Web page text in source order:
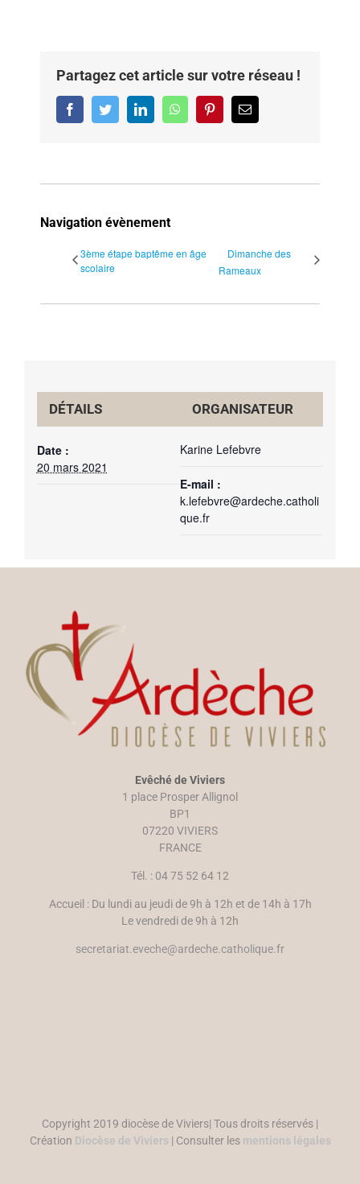
Partagez cet article sur votre réseau !
FacebookTwitterLinkedInWhatsAppPinterestEmail
Navigation évènement
3ème étape baptême en âge
scolaire
Dimanche des
Rameaux
DÉTAILS
Date :
20 mars 2021
ORGANISATEUR
Karine Lefebvre
E-mail :
k.lefebvre@ardeche.catholi
que.fr
Evêché de Viviers
1 place Prosper Allignol
BP1
07220 VIVIERS
FRANCE
Tél. : 04 75 52 64 12
Accueil : Du lundi au jeudi de 9h à 12h et de 14h à 17h
Le vendredi de 9h à 12h
secretariat.eveche@ardeche.catholique.fr
Copyright 2019 diocèse de Viviers| Tous droits réservés |
Création Diocèse de Viviers | Consulter les mentions légales